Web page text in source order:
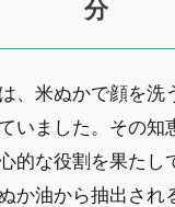
分
、米ぬかで顔を洗
いました。その知
的な役割を果たし
か油から抽出され